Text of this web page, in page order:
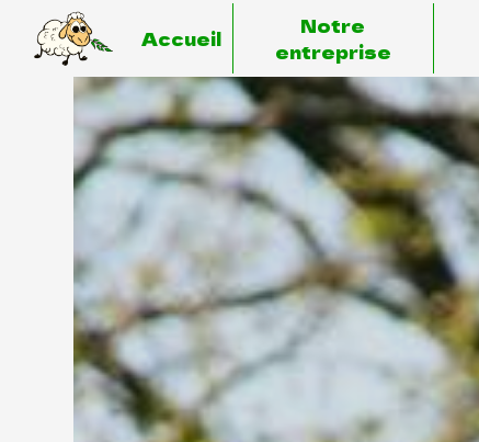
Accueil
Notre
entreprise
Panneau de gestion des cookies